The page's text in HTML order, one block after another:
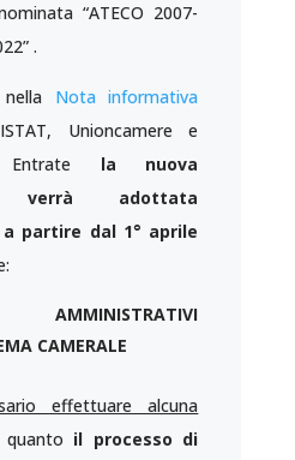
“ATECO 2007-
.
Nota informativa
Unioncamere e
Entrate la nuova
verrà adottata
a partire dal 1° aprile
AMMINISTRATIVI
CAMERALE
effettuare alcuna
il processo di